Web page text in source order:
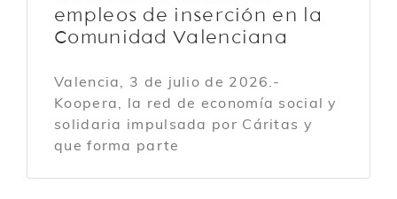
empleos de inserción en la
Comunidad Valenciana
Valencia, 3 de julio de 2026.-
Koopera, la red de economía social y
solidaria impulsada por Cáritas y
que forma parte